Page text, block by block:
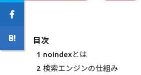
目次
1 noindexとは
2 検索エンジンの仕組み